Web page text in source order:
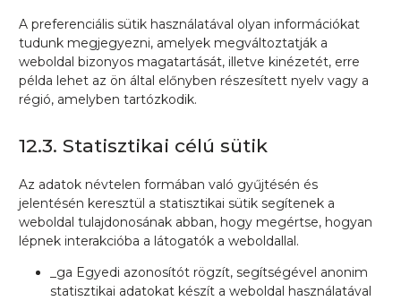
A preferenciális sütik használatával olyan információkat
tudunk megjegyezni, amelyek megváltoztatják a
weboldal bizonyos magatartását, illetve kinézetét, erre
példa lehet az ön által előnyben részesített nyelv vagy a
régió, amelyben tartózkodik.
12.3. Statisztikai célú sütik
Az adatok névtelen formában való gyűjtésén és
jelentésén keresztül a statisztikai sütik segítenek a
weboldal tulajdonosának abban, hogy megértse, hogyan
lépnek interakcióba a látogatók a weboldallal.
_ga Egyedi azonosítót rögzít, segítségével anonim
statisztikai adatokat készít a weboldal használatával